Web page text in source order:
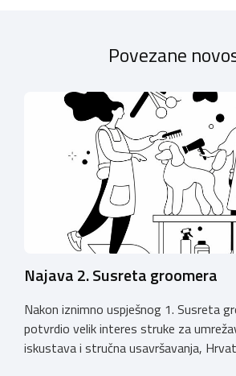
Povezane
Najava 2. Susreta groomera
Nakon iznimno uspješnog 1. Susreta
potvrdio velik interes struke za
iskustava i stručna usavršavanja,